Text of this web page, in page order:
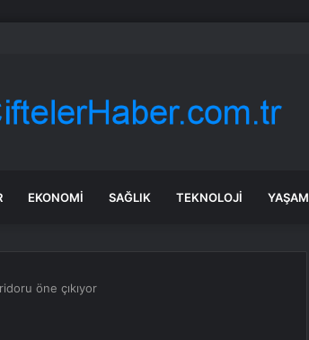
mesajı… Tarihi meselelerde pusula net olmalı
EKONOMI SAĞLIK TEKNOLOJI YAŞAM
öne çıkıyor